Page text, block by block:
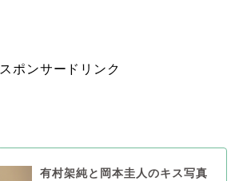
スポンサードリンク
有村架純と岡本圭人のキス写真